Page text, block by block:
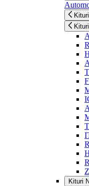
Kituri